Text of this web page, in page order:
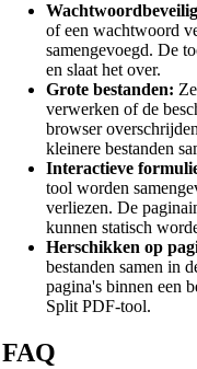
of een wachtwoord
samengevoegd. De
en slaat het over.
Grote bestanden:
verwerken of de
browser
kleinere bestanden
Interactieve
tool worden
verliezen. De
kunnen statisch
Herschikken op
bestanden samen in
pagina's binnen een
Split PDF-tool.
FAQ